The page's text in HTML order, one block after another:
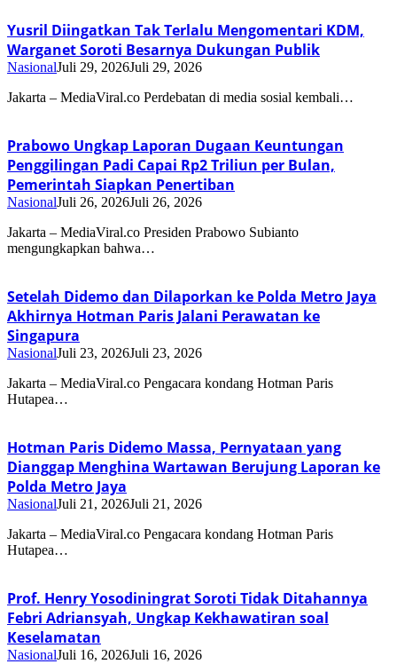
Yusril Diingatkan Tak Terlalu Mengomentari KDM,
Warganet Soroti Besarnya Dukungan Publik
NasionalJuli 29, 2026Juli 29, 2026
Jakarta – MediaViral.co Perdebatan di media sosial kembali…
Prabowo Ungkap Laporan Dugaan Keuntungan
Penggilingan Padi Capai Rp2 Triliun per Bulan,
Pemerintah Siapkan Penertiban
NasionalJuli 26, 2026Juli 26, 2026
Jakarta – MediaViral.co Presiden Prabowo Subianto
mengungkapkan bahwa…
Setelah Didemo dan Dilaporkan ke Polda Metro Jaya
Akhirnya Hotman Paris Jalani Perawatan ke
Singapura
NasionalJuli 23, 2026Juli 23, 2026
Jakarta – MediaViral.co Pengacara kondang Hotman Paris
Hutapea…
Hotman Paris Didemo Massa, Pernyataan yang
Dianggap Menghina Wartawan Berujung Laporan ke
Polda Metro Jaya
NasionalJuli 21, 2026Juli 21, 2026
Jakarta – MediaViral.co Pengacara kondang Hotman Paris
Hutapea…
Prof. Henry Yosodiningrat Soroti Tidak Ditahannya
Febri Adriansyah, Ungkap Kekhawatiran soal
Keselamatan
NasionalJuli 16, 2026Juli 16, 2026